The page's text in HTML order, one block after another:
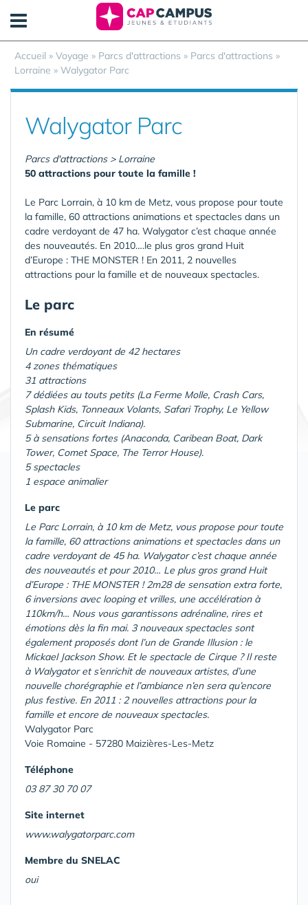
Accueil » Voyage » Parcs d'attractions » Parcs d'attractions »
Lorraine » Walygator Parc
Walygator Parc
Parcs d'attractions > Lorraine
50 attractions pour toute la famille !
Le Parc Lorrain, à 10 km de Metz, vous propose pour toute
la famille, 60 attractions animations et spectacles dans un
cadre verdoyant de 47 ha. Walygator c’est chaque année
des nouveautés. En 2010….le plus gros grand Huit
d’Europe : THE MONSTER ! En 2011, 2 nouvelles
attractions pour la famille et de nouveaux spectacles.
Le parc
En résumé
Un cadre verdoyant de 42 hectares
4 zones thématiques
31 attractions
7 dédiées au touts petits (La Ferme Molle, Crash Cars,
Splash Kids, Tonneaux Volants, Safari Trophy, Le Yellow
Submarine, Circuit Indiana).
5 à sensations fortes (Anaconda, Caribean Boat, Dark
Tower, Comet Space, The Terror House).
5 spectacles
1 espace animalier
Le parc
Le Parc Lorrain, à 10 km de Metz, vous propose pour toute
la famille, 60 attractions animations et spectacles dans un
cadre verdoyant de 45 ha. Walygator c’est chaque année
des nouveautés et pour 2010… Le plus gros grand Huit
d’Europe : THE MONSTER ! 2m28 de sensation extra forte,
6 inversions avec looping et vrilles, une accélération à
110km/h… Nous vous garantissons adrénaline, rires et
émotions dès la fin mai. 3 nouveaux spectacles sont
également proposés dont l’un de Grande Illusion : le
Mickael Jackson Show. Et le spectacle de Cirque ? Il reste
à Walygator et s’enrichit de nouveaux artistes, d’une
nouvelle chorégraphie et l’ambiance n’en sera qu’encore
plus festive. En 2011 : 2 nouvelles attractions pour la
famille et encore de nouveaux spectacles.
Walygator Parc
Voie Romaine - 57280 Maizières-Les-Metz
Téléphone
03 87 30 70 07
Site internet
www.walygatorparc.com
Membre du SNELAC
oui
Panneau de gestion des cookies